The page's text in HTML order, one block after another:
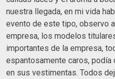
nuestra llegada, en mi vida
evento de este tipo, observo
empresa, los modelos
importantes de la empresa,
espantosamente caros,
en sus vestimentas. Todos